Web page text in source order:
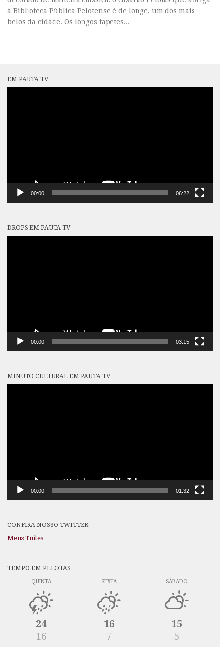
a Biblioteca Pública Pelotense é de longe, um dos mais
belos da cidade. Os longos tapetes...
EM PAUTA TV
00:00 06:22
DROPS EM PAUTA TV
00:00 03:15
MINUTO CULTURAL EM PAUTA TV
00:00 01:32
CONFIRA NOSSO TWITTER
Meus Tuítes
TEMPO EM PELOTAS
QUINTA
24
16
SEXTA
16
7
SÁBADO
15
5